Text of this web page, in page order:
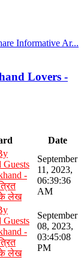
Informative Ar...
Lovers -
Date
Guests
-
के लेख
September
11, 2023,
06:39:36
AM
Guests
-
के लेख
September
08, 2023,
03:45:08
PM